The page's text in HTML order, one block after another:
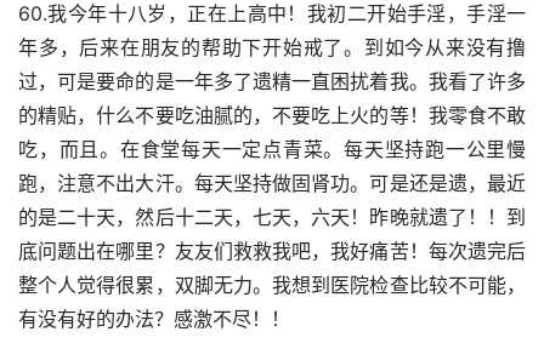
60.我今年十八岁，正在上高中！我初二开始手淫，手淫一
年多，后来在朋友的帮助下开始戒了。到如今从来没有撸
过，可是要命的是一年多了遗精一直困扰着我。我看了许多
的精贴，什么不要吃油腻的，不要吃上火的等！我零食不敢
吃，而且。在食堂每天一定点青菜。每天坚持跑一公里慢
跑，注意不出大汗。每天坚持做固肾功。可是还是遗，最近
的是二十天，然后十二天，七天，六天！昨晚就遗了！！到
底问题出在哪里？友友们救救我吧，我好痛苦！每次遗完后
整个人觉得很累，双脚无力。我想到医院检查比较不可能，
有没有好的办法？感激不尽！！